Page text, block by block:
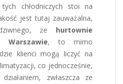
chłodniczych stoi na
jest tutaj zauważalna,
że hurtownie
, to mimo
klienci mogą liczyć na
co jednocześnie,
zwłaszcza ze